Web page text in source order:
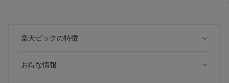
楽天ビックの特徴
お得な情報